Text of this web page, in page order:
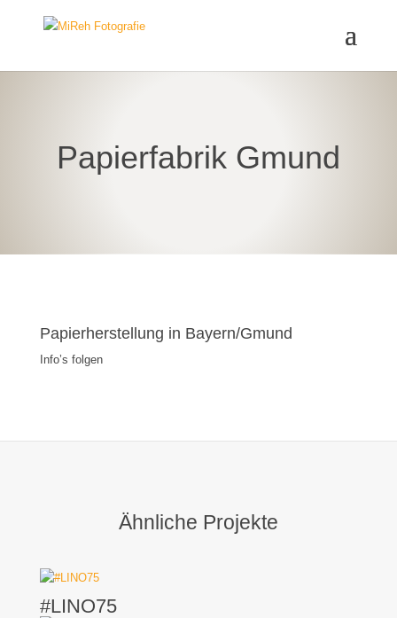
Papierfabrik Gmund
Papierherstellung in Bayern/Gmund
Info’s folgen
Ähnliche Projekte
#LINO75